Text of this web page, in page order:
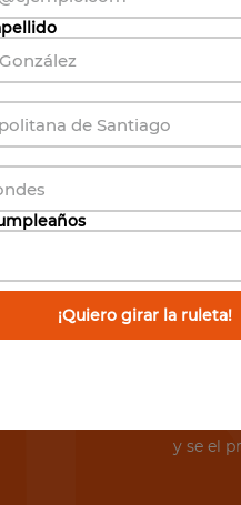
$
y se el
¡Quiero girar la ruleta!